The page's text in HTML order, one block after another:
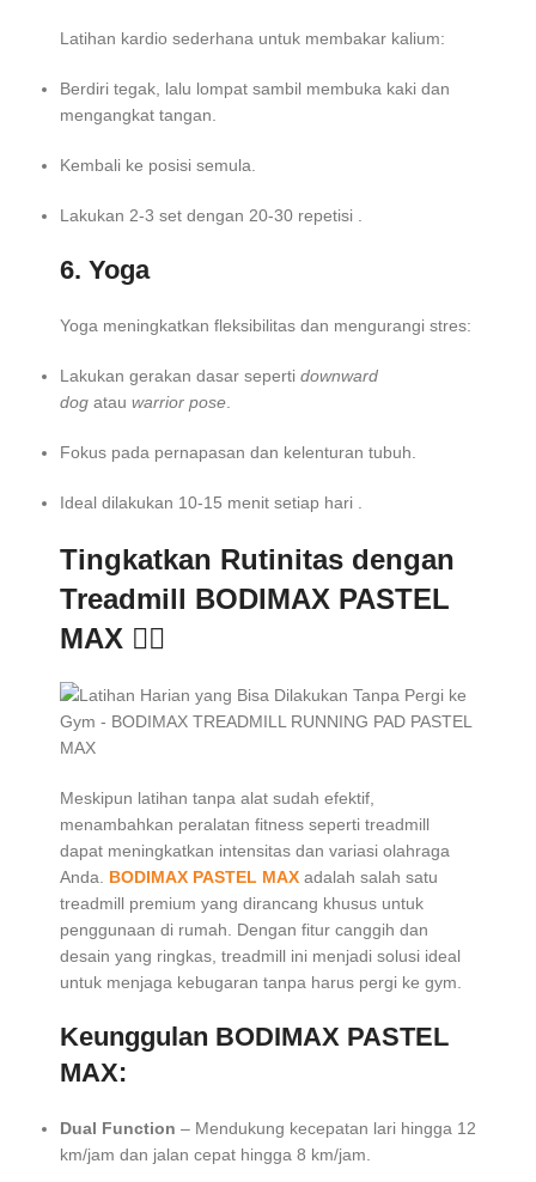
Latihan kardio sederhana untuk membakar kalium:
Berdiri tegak, lalu lompat sambil membuka kaki dan
mengangkat tangan.
Kembali ke posisi semula.
Lakukan 2-3 set dengan 20-30 repetisi .
6. Yoga
Yoga meningkatkan fleksibilitas dan mengurangi stres:
Lakukan gerakan dasar seperti downward
dog atau warrior pose
Fokus pada pernapasan dan kelenturan tubuh.
Ideal dilakukan 10-15 menit setiap hari .
Tingkatkan Rutinitas dengan
Treadmill BODIMAX PASTEL
MAX 🏃‍♂️
Meskipun latihan tanpa alat sudah efektif,
menambahkan peralatan fitness seperti treadmill
dapat meningkatkan intensitas dan variasi olahraga
Anda. BODIMAX PASTEL MAX adalah salah satu
treadmill premium yang dirancang khusus untuk
penggunaan di rumah. Dengan fitur canggih dan
desain yang ringkas, treadmill ini menjadi solusi ideal
untuk menjaga kebugaran tanpa harus pergi ke gym.
Keunggulan BODIMAX PASTEL
MAX:
Dual Function – Mendukung kecepatan lari hingga 12
km/jam dan jalan cepat hingga 8 km/jam.